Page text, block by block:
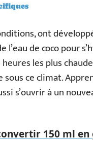
ont
l’eau de coco pour
les plus
ce climat.
s’ouvrir à un
150 ml en